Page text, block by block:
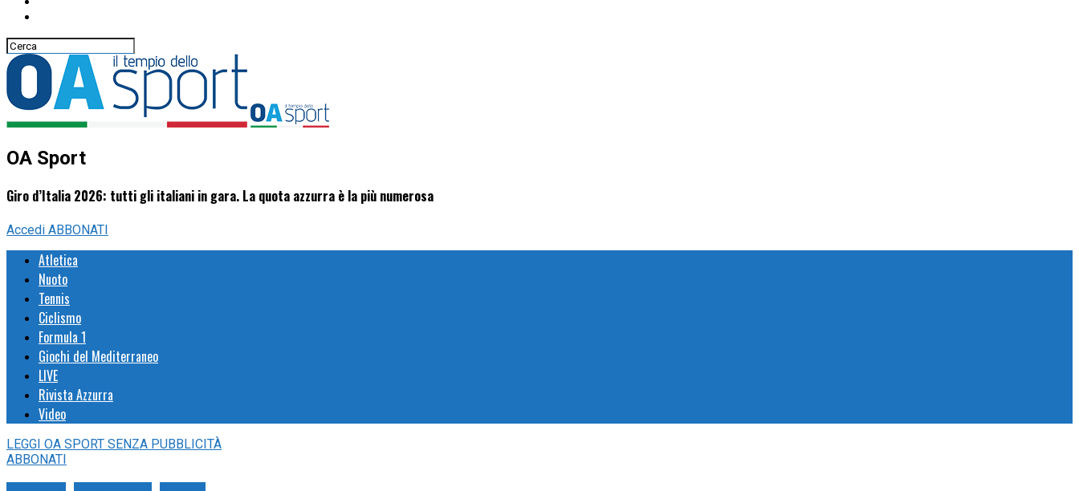
OA Sport
Giro d’Italia 2026: tutti gli italiani in gara. La quota azzurra è la più numerosa
Accedi ABBONATI
Atletica
Nuoto
Tennis
Ciclismo
Formula 1
Giochi del Mediterraneo
LIVE
Rivista Azzurra
Video
LEGGI OA SPORT SENZA PUBBLICITÀ
ABBONATI